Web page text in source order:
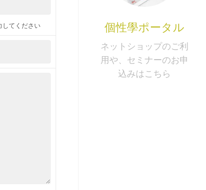
してください 個性學ポータル
ネットショップのご利
用や、セミナーのお申
込みはこちら